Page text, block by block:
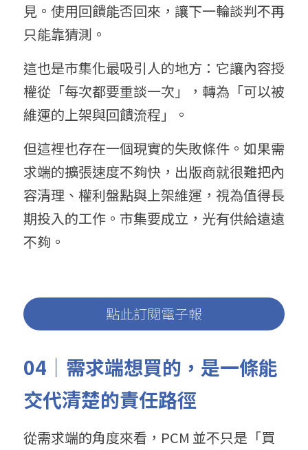
見。使用回饋能否回來，讓下一輪談判不再
只能靠猜測。
這也是市集化最吸引人的地方：它讓內容授
權從「每次都要重談一次」，轉為「可以被
維運的上架與回饋流程」。
但這裡也存在一個現實的失敗條件。如果需
求端的擴張速度不夠快，出版商就很難把內
容清理、權利盤點與上架維運，視為值得長
期投入的工作。市集要成立，光有供給遠遠
不夠。
點此訂閱電子報
04｜需求端想買的，是一條能
交代清楚的責任路徑
從需求端的角度來看，PCM 並不只是「買